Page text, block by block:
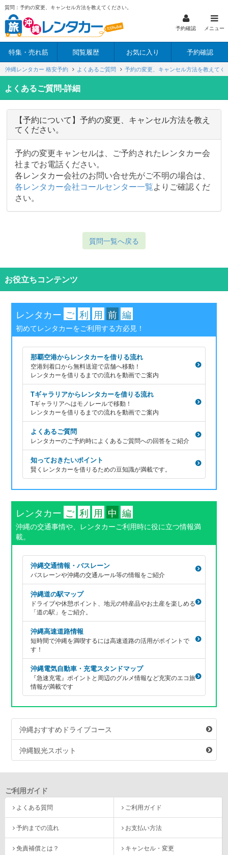
質問：予約の変更、キャンセル方法を教えてください。
予約確認 メニュー
特集・売れ筋 閲覧履歴 お気に入り 予約確認
沖縄レンタカー 格安予約 よくあるご質問 予約の変更、キャンセル方法を教えてく
よくあるご質問-詳細
【予約について】予約の変更、キャンセル方法を教え
てください。
予約の変更キャンセルは、ご予約されたレンタカー会
社までお電話ください。
各レンタカー会社のお問い合せ先がご不明の場合は、
各レンタカー会社コールセンター一覧よりご確認くだ
さい。
質問一覧へ戻る
お役立ちコンテンツ
レンタカー ご 利 用 前 編
初めてレンタカーをご利用する方必見！
那覇空港からレンタカーを借りる流れ
空港到着口から無料送迎で店舗へ移動！
レンタカーを借りるまでの流れを動画でご案内
Tギャラリアからレンタカーを借りる流れ
Tギャラリアへはモノレールで移動！
レンタカーを借りるまでの流れを動画でご案内
よくあるご質問
レンタカーのご予約時によくあるご質問への回答をご紹介
知っておきたいポイント
賢くレンタカーを借りるための豆知識が満載です。
レンタカー ご 利 用 中 編
沖縄の交通事情や、レンタカーご利用時に役に立つ情報満
載。
沖縄交通情報・バスレーン
バスレーンや沖縄の交通ルール等の情報をご紹介
沖縄道の駅マップ
ドライブや休憩ポイント、地元の特産品やお土産を楽しめる
「道の駅」をご紹介。
沖縄高速道路情報
短時間で沖縄を満喫するには高速道路の活用がポイントで
す！
沖縄電気自動車・充電スタンドマップ
『急速充電』ポイントと周辺のグルメ情報など充実のエコ旅
情報が満載です
沖縄おすすめドライブコース
沖縄観光スポット
ご利用ガイド
よくある質問 ご利用ガイド
予約までの流れ お支払い方法
免責補償とは？ キャンセル・変更